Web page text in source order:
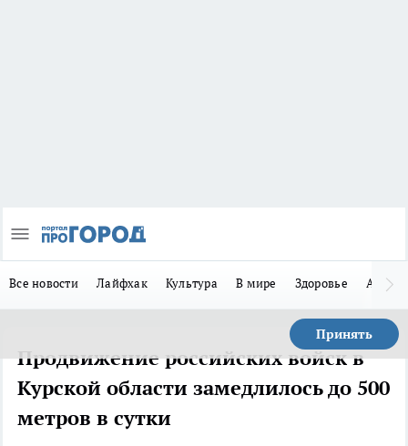
Все новости Лайфхак Культура В мире Здоровье Авто
Принять
Продвижение российских войск в
Курской области замедлилось до 500
метров в сутки